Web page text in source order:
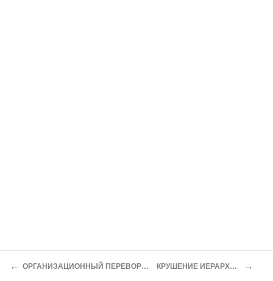
← ОРГАНИЗАЦИОННЫЙ ПЕРЕВОРОТ КРУШЕНИЕ ИЕРАРХИИ →